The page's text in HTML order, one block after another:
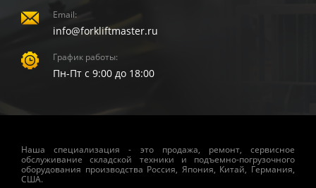
Email:
info@forkliftmaster.ru
График работы:
Пн-Пт с 9:00 до 18:00
Наша специализация - это продажа, ремонт, сервисное
обслуживание складской техники и подъемно-погрузочного
оборудования производства Россия, Япония, Китай, Германия,
США.